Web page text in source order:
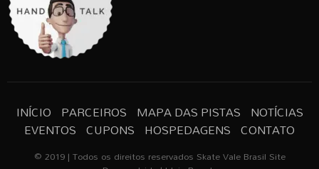
INÍCIO PARCEIROS MAPA DAS PISTAS NOTÍCIAS
EVENTOS CUPONS HOSPEDAGENS CONTATO
© 2019 | Todos os direitos reservados Skate Vale Brasil Site